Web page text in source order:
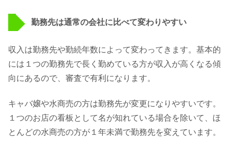
勤務先は通常の会社に比べて変わりやすい
収入は勤務先や勤続年数によって変わってきます。基本的
には１つの勤務先で長く勤めている方が収入が高くなる傾
向にあるので、審査で有利になります。
キャバ嬢や水商売の方は勤務先が変更になりやすいです。
１つのお店の看板として名が知れている場合を除いて、ほ
とんどの水商売の方が１年未満で勤務先を変えています。